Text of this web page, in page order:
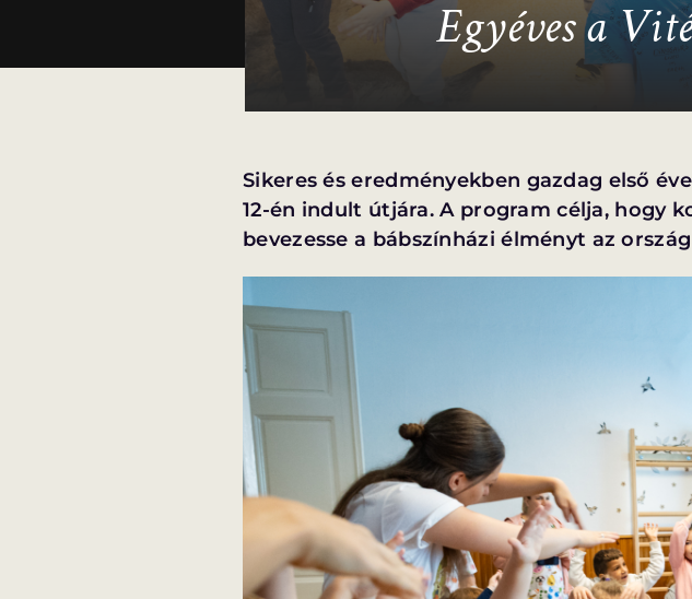
Egyéves a
Sikeres és eredményekben gazdag első
12-én indult útjára. A program célja, hogy
bevezesse a bábszínházi élményt az